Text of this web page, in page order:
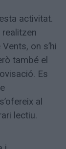
activitat.
on s’hi
també el
Es
al
lectiu.